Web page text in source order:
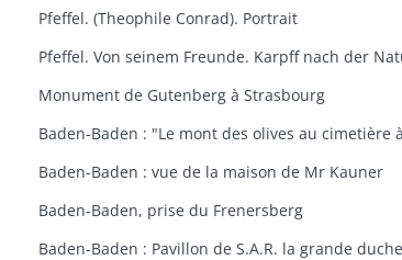
Pfeffel. (Theophile Conrad). Portrait
Monument de Gutenberg à Strasbourg
Baden-Baden : "Le mont des olives au cimetière
Baden-Baden : vue de la maison de Mr Kauner
Baden-Baden, prise du Frenersberg